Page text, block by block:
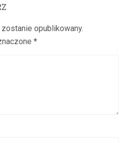
opublikowany.
*